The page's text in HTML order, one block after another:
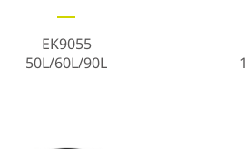
EK9055
50L/60L/90L